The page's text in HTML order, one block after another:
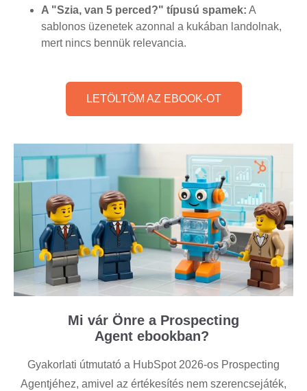
A "Szia, van 5 perced?" típusú spamek: A
sablonos üzenetek azonnal a kukában landolnak,
mert nincs bennük relevancia.
LETÖLTÖM AZ EBOOK-OT
Mi vár Önre a Prospecting
Agent ebookban?
Gyakorlati útmutató a HubSpot 2026-os Prospecting
Agentjéhez, amivel az értékesítés nem szerencsejáték,